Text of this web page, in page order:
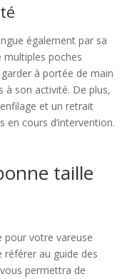
également par sa
poches
à portée de main
à son activité. De plus,
et un retrait
en cours d’intervention.
taille
pour votre vareuse
référer au guide des
permettra de